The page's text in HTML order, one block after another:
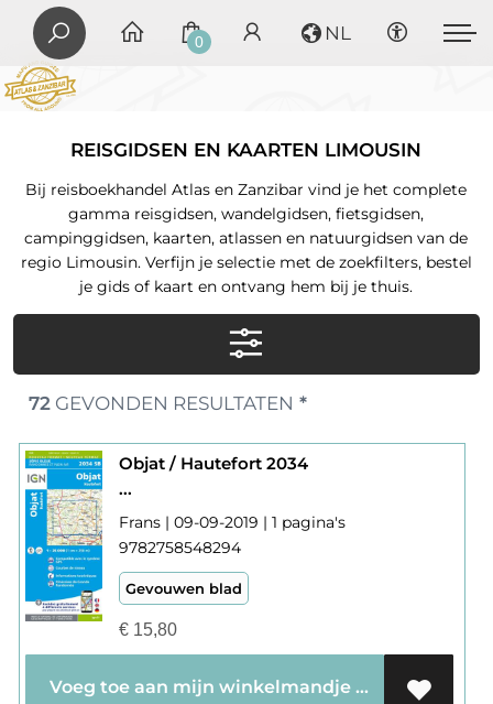
0 NL
REISGIDSEN EN KAARTEN LIMOUSIN
Bij reisboekhandel Atlas en Zanzibar vind je het complete
gamma reisgidsen, wandelgidsen, fietsgidsen,
campinggidsen, kaarten, atlassen en natuurgidsen van de
regio Limousin. Verfijn je selectie met de zoekfilters, bestel
je gids of kaart en ontvang hem bij je thuis.
72GEVONDEN RESULTATEN *
Objat / Hautefort 2034
...
Frans | 09-09-2019 | 1 pagina's
9782758548294
Gevouwen blad
€15,80
Voeg toe aan mijn winkelmandje